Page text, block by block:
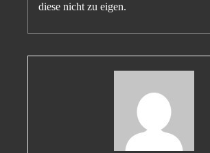
diese nicht zu eigen.